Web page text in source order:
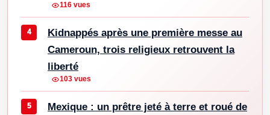
116 vues
Kidnappés après une première messe au
Cameroun, trois religieux retrouvent la
liberté
103 vues
Mexique : un prêtre jeté à terre et roué de